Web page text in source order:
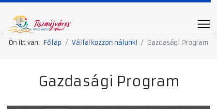
Ön itt van: Főlap Vállalkozzon nálunk! Gazdasági Program
Gazdasági Program